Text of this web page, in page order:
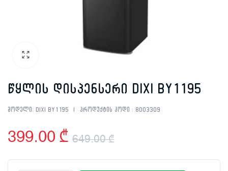
წყლის დისპენსერი DIXI BY1195
მოდელი: DIXI BY1195 პროდუქტის კოდი : 8003309
649.00₾
Original
399.00 ₾
Current